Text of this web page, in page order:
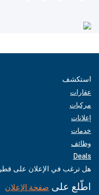
استكشف
عقارات
مركبات
إعلانات
خدمات
وظائف
Deals
هل ترغب في الإعلان على
اطّلع على صفحة الإعلان